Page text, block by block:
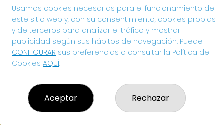
ADMINISTRACION DE LOTERIAS: 1-VILLANUEVA DE LOS
INFANTES - RECEPTOR OFICIAL: 26615
926360785
Clica aquí para contactar por WhatsApp
605897938
info@elhidalgodelasuerte.com
PLAZA MAYOR, 4 VILLANUEVA DE LOS INFANTES
(Ciudad Real) España
Usamos cookies necesarias para el funcionamiento de
este sitio web y, con su consentimiento, cookies propias
y de terceros para analizar el tráfico y mostrar
publicidad según sus hábitos de navegación. Puede
CONFIGURAR sus preferencias o consultar la Política de
Cookies AQUÍ.
Aceptar Rechazar